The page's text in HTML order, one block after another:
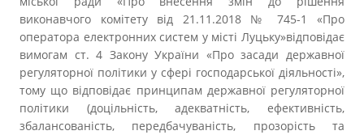
виконавчого комітету від 21.11.2018 № 745-1 «Про
оператора електронних систем у місті Луцьку»відповідає
вимогам ст. 4 Закону України «Про засади державної
регуляторної політики у сфері господарської діяльності»,
тому що відповідає принципам державної регуляторної
політики (доцільність, адекватність, ефективність,
збалансованість, передбачуваність, прозорість та